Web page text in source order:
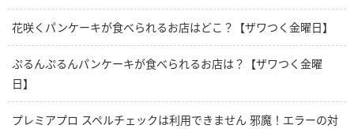
花咲くパンケーキが食べられるお店はどこ？【ザワつく金曜日】
ぷるんぷるんパンケーキが食べられるお店は？【ザワつく金曜
日】
プレミアプロ スペルチェックは利用できません 邪魔！エラーの対